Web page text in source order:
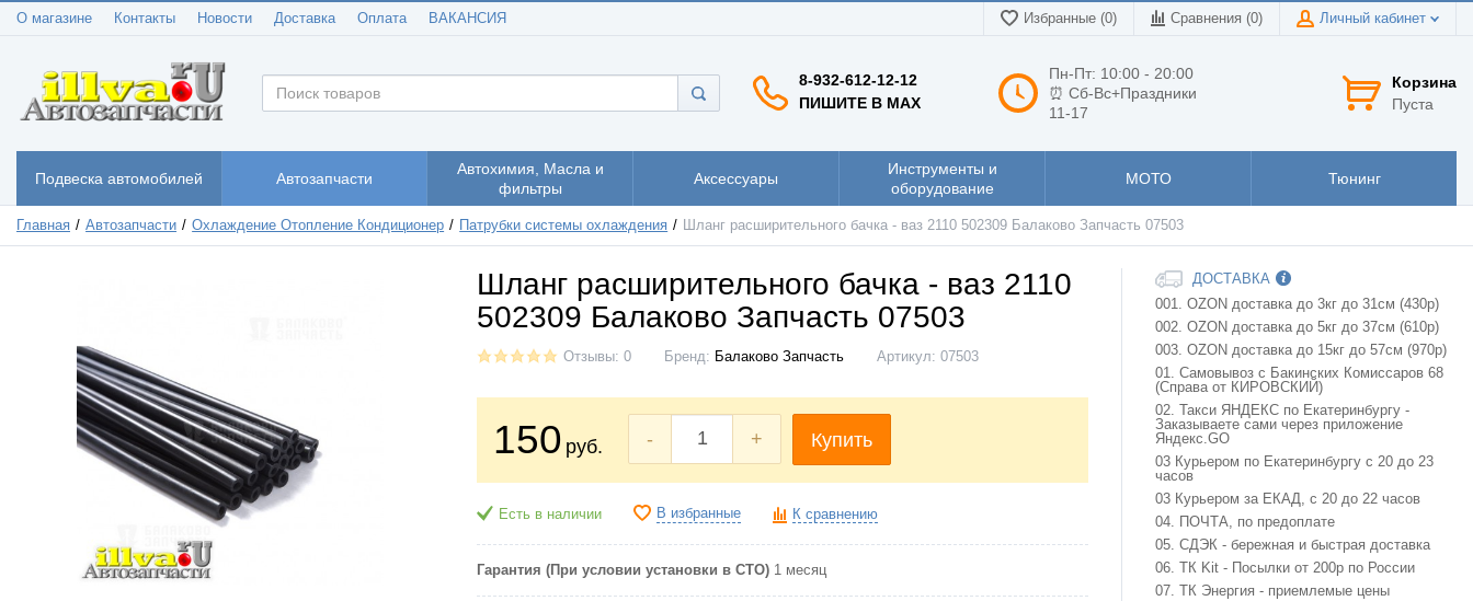
О магазине Контакты Новости Доставка Оплата ВАКАНСИЯ Избранные (0) Сравнения (0) Личный кабинет
8-932-612-12-12
ПИШИТЕ В MAX
Пн-Пт: 10:00 - 20:00
⏰ Сб-Вс+Праздники
11-17
Корзина
Пуста
Подвеска автомобилей Автозапчасти
Автохимия, Масла и
фильтры
Аксессуары
Инструменты и
оборудование
МОТО Тюнинг
Главная Автозапчасти Охлаждение Отопление Кондиционер Патрубки системы охлаждения Шланг расширительного бачка - ваз 2110 502309 Балаково Запчасть 07503
Шланг расширительного бачка - ваз 2110
502309 Балаково Запчасть 07503
Отзывы: 0 Бренд: Балаково Запчасть Артикул: 07503
150 руб. - + Купить
Есть в наличии В избранные К сравнению
Гарантия (При условии установки в СТО) 1 месяц
ДОСТАВКА
001. OZON доставка до 3кг до 31см (430р)
002. OZON доставка до 5кг до 37см (610р)
003. OZON доставка до 15кг до 57см (970р)
01. Самовывоз с Бакинских Комиссаров 68
(Справа от КИРОВСКИЙ)
02. Такси ЯНДЕКС по Екатеринбургу -
Заказываете сами через приложение
Яндекс.GO
03 Курьером по Екатеринбургу с 20 до 23
часов
03 Курьером за ЕКАД, с 20 до 22 часов
04. ПОЧТА, по предоплате
05. СДЭК - бережная и быстрая доставка
06. ТК Kit - Посылки от 200р по России
07. ТК Энергия - приемлемые цены